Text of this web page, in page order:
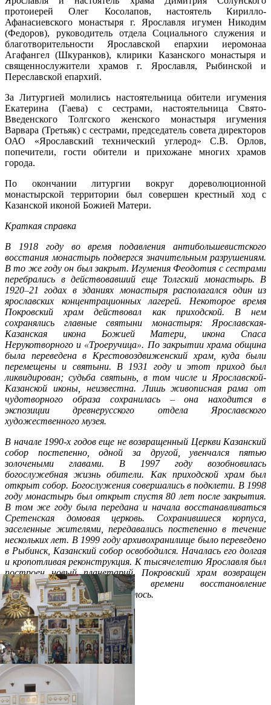
протоиерей Олег Косолапов, настоятель Кирилло-
Афанасиевского монастыря г. Ярославля игумен Никодим
(Федоров), руководитель отдела Социального служения и
благотворительности Ярославской епархии иеромонаа
Агафангел (Шкуранков), клирики Казанского монастыря и
священнослужители храмов г. Ярославля, Рыбинской и
Переславской епархий.
За Литургией молились настоятельница обители игумения
Екатерина (Гаева) с сестрами, настоятельница Свято-
Введенского Толгского женского монастыря игумения
Варвара (Третьяк) с сестрами, председатель совета директоров
ОАО «Ярославский технический углерод» С.В. Орлов,
попечители, гости обители и прихожане многих храмов
города.
По окончании литургии вокруг дореволюционной
монастырской территории был совершен крестный ход с
Казанской иконой Божией Матери.
Краткая справка
В 1918 году во время подавления антибольшевистского
восстания монастырь подвергся значительным разрушениям.
В то же году он был закрыт. Игумения Феодотия с сестрами
перебрались в действовавший еще Толгский монастырь. В
1920–21 годах в зданиях монастыря располагался один из
ярославских концентрационных лагерей. Некоторое время
Покровский храм действовал как приходской. В нем
сохранялись главные святыни монастыря: Ярославская-
Казанская икона Божией Матери, икона Спаса
Нерукотворного и «Троеручица». По закрытии храма община
была переведена в Крестовоздвиженский храм, куда были
перемещены и святыни. В 1931 году и этот приход был
ликвидирован; судьба святынь, в том числе и Ярославской-
Казанской иконы, неизвестна. Лишь живописная рама от
чудотворного образа сохранилась –она находится в
экспозиции древнерусского отдела Ярославского
художественного музея.
В начале 1990-х годов еще не возвращенный Церкви Казанский
собор постепенно, одной за другой, увенчался пятью
золочеными главами. В 1997 году возобновилась
богослужебная жизнь обители. Как приходской храм был
открыт собор. Богослужения совершались в подклети. В 1998
году монастырь был открыт спустя 80 лет после закрытия.
В том же году была передана и начала восстанавливаться
Сретенская домовая церковь. Сохранившиеся корпуса,
заселенные жителями, передавались постепенно в течение
нескольких лет. В 1999 году архивохранилище было переведено
в Рыбинск, Казанский собор освободился. Началась его долгая
и кропотливая реконструкция. К тысячелетию Ярославля был
построен новый планетарий, Покровский храм возвращен
обители. К настоящему времени восстановление
монастырских храмов завершилось.
Распечатать
Фото